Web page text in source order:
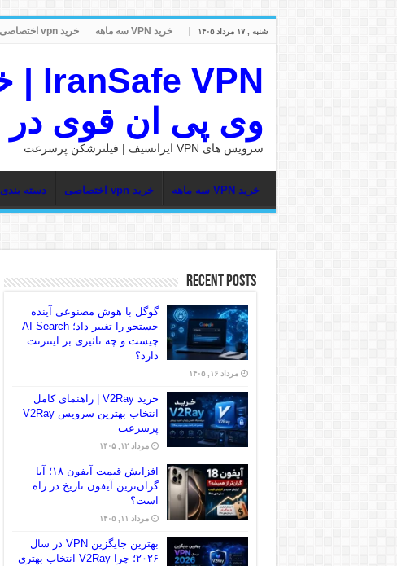
شنبه , ۱۷ مرداد ۱۴۰۵ خرید VPN سه ماهه خرید vpn اختصاصی
وی پی ان قوی در IranSafe
سرویس های VPN ایرانسیف | فیلترشکن پرسرعت
خرید VPN سه ماهه خرید vpn اختصاصی دسته بندی
Recent Posts
گوگل با هوش مصنوعی آینده
جستجو را تغییر داد؛ AI Search
چیست و چه تاثیری بر اینترنت
دارد؟
مرداد ۱۶, ۱۴۰۵
خرید V2Ray | راهنمای کامل
انتخاب بهترین سرویس V2Ray
پرسرعت
مرداد ۱۲, ۱۴۰۵
افزایش قیمت آیفون ۱۸؛ آیا
گران‌ترین آیفون تاریخ در راه
است؟
مرداد ۱۱, ۱۴۰۵
بهترین جایگزین VPN در سال
۲۰۲۶؛ چرا V2Ray انتخاب بهتری